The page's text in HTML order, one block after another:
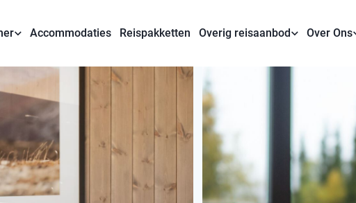
Accommodaties Reispakketten Overig reisaanbod Over Ons